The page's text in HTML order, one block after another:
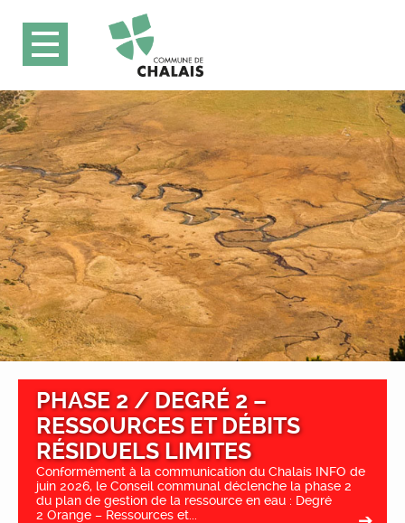
PHASE 2 / DEGRÉ 2 –
RESSOURCES ET DÉBITS
RÉSIDUELS LIMITES
Conformément à la communication du Chalais INFO de
juin 2026, le Conseil communal déclenche la phase 2
du plan de gestion de la ressource en eau : Degré
2 Orange – Ressources et...